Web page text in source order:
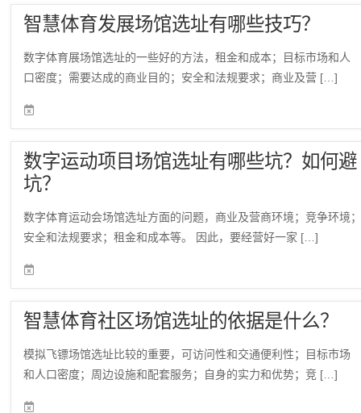
智慧体育发展场馆选址有哪些技巧？
数字体育展场馆选址的一些好的方法，租金和成本；目标市场和人
口密度；需要达成的商业目的；安全和法规要求；商业及营 […]
数字运动项目场馆选址有哪些坑？如何避
坑？
数字体育运动会场馆选址方面的问题，商业及营商环境；竞争环境
安全和法规要求；租金和成本等。 因此，要经营好一家 […]
智慧体育社区场馆选址的依据是什么？
模拟飞镖场馆选址比较的重要，可访问性和交通便利性；目标市场
和人口密度；周边设施和配套服务；自身的实力和优势；竞 […]